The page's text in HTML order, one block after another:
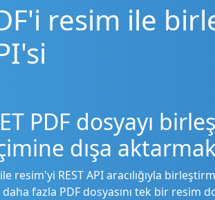
resim ile
PDF dosyayı
dışa
resim'yi REST API aracılığıyla
daha fazla PDF dosyasını tek bir resim